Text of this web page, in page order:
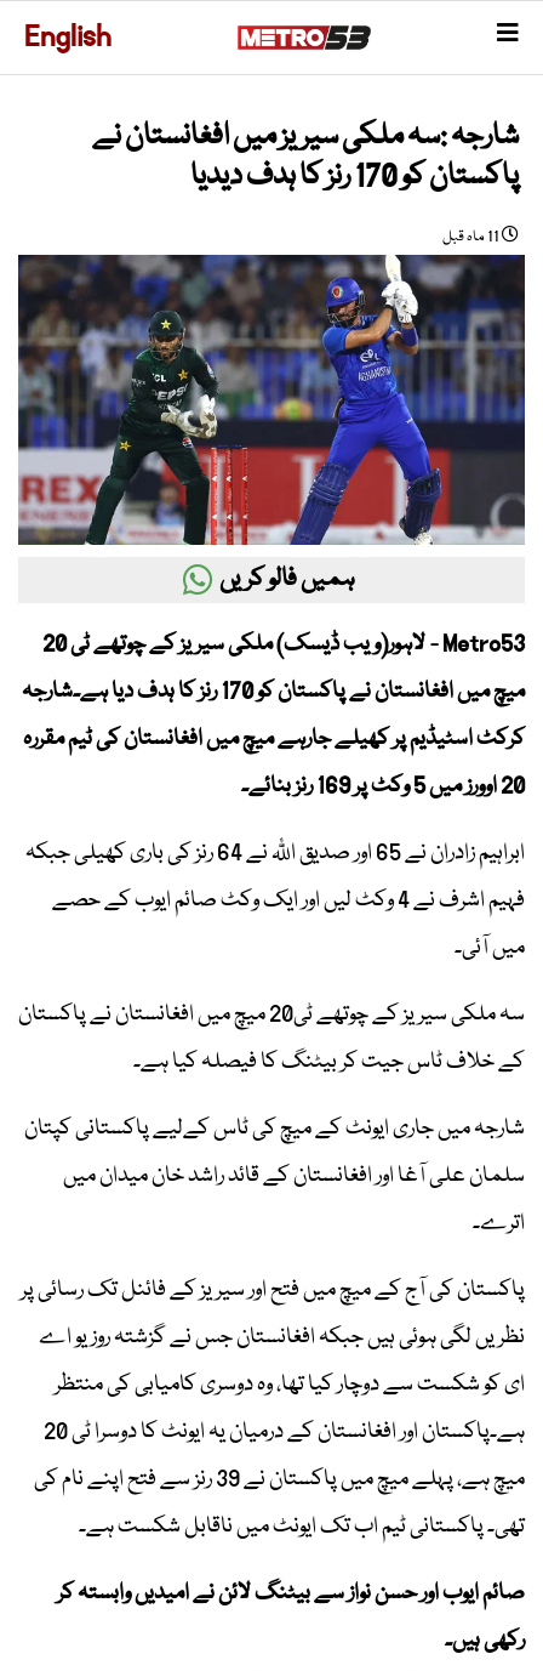
English
شارجہ :سہ ملکی سیریز میں افغانستان نے
پاکستان کو 170 رنز کا ہدف دیدیا
11 ماہ قبل
ہمیں فالو کریں
Metro53 - لاہور(ویب ڈیسک) ملکی سیریز کے چوتھے ٹی 20
میچ میں افغانستان نے پاکستان کو 170 رنز کا ہدف دیا ہے۔شارجہ
کرکٹ اسٹیڈیم پر کھیلے جارہے میچ میں افغانستان کی ٹیم مقررہ
20 اوورز میں 5 وکٹ پر 169 رنز بنائے۔
ابراہیم زادران نے 65 اور صدیق اللّٰہ نے 64 رنز کی باری کھیلی جبکہ
فہیم اشرف نے 4 وکٹ لیں اور ایک وکٹ صائم ایوب کے حصے
میں آئی۔
سہ ملکی سیریز کے چوتھے ٹی20 میچ میں افغانستان نے پاکستان
کے خلاف ٹاس جیت کر بیٹنگ کا فیصلہ کیا ہے۔
شارجہ میں جاری ایونٹ کے میچ کی ٹاس کےلیے پاکستانی کپتان
سلمان علی آغا اور افغانستان کے قائد راشد خان میدان میں
اترے۔
پاکستان کی آج کے میچ میں فتح اور سیریز کے فائنل تک رسائی پر
نظریں لگی ہوئی ہیں جبکہ افغانستان جس نے گزشتہ روز یو اے
ای کو شکست سے دوچار کیا تھا، وہ دوسری کامیابی کی منتظر
ہے۔پاکستان اور افغانستان کے درمیان یہ ایونٹ کا دوسرا ٹی 20
میچ ہے، پہلے میچ میں پاکستان نے 39 رنز سے فتح اپنے نام کی
تھی۔ پاکستانی ٹیم اب تک ایونٹ میں ناقابل شکست ہے۔
صائم ایوب اور حسن نواز سے بیٹنگ لائن نے امیدیں وابستہ کر
رکھی ہیں۔